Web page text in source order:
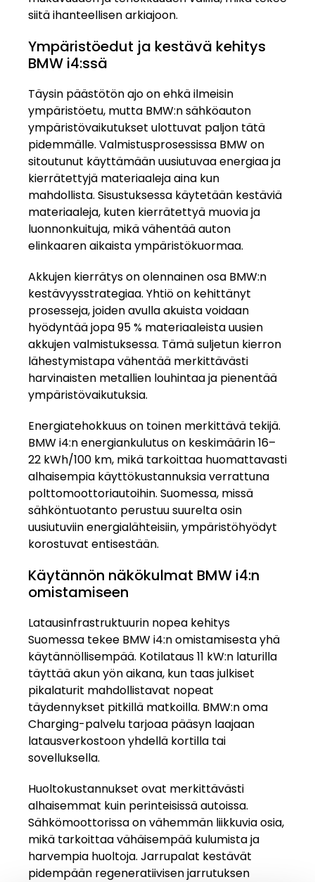
siitä ihanteellisen arkiajoon.
Ympäristöedut ja kestävä kehitys
BMW i4:ssä
Täysin päästötön ajo on ehkä ilmeisin
ympäristöetu, mutta BMW:n sähköauton
ympäristövaikutukset ulottuvat paljon tätä
pidemmälle. Valmistusprosessissa BMW on
sitoutunut käyttämään uusiutuvaa energiaa ja
kierrätettyjä materiaaleja aina kun
mahdollista. Sisustuksessa käytetään kestäviä
materiaaleja, kuten kierrätettyä muovia ja
luonnonkuituja, mikä vähentää auton
elinkaaren aikaista ympäristökuormaa.
Akkujen kierrätys on olennainen osa BMW:n
kestävyysstrategiaa. Yhtiö on kehittänyt
prosesseja, joiden avulla akuista voidaan
hyödyntää jopa 95 % materiaaleista uusien
akkujen valmistuksessa. Tämä suljetun kierron
lähestymistapa vähentää merkittävästi
harvinaisten metallien louhintaa ja pienentää
ympäristövaikutuksia.
Energiatehokkuus on toinen merkittävä tekijä.
BMW i4:n energiankulutus on keskimäärin 16–
22 kWh/100 km, mikä tarkoittaa huomattavasti
alhaisempia käyttökustannuksia verrattuna
polttomoottoriautoihin. Suomessa, missä
sähköntuotanto perustuu suurelta osin
uusiutuviin energialähteisiin, ympäristöhyödyt
korostuvat entisestään.
Käytännön näkökulmat BMW i4:n
omistamiseen
Latausinfrastruktuurin nopea kehitys
Suomessa tekee BMW i4:n omistamisesta yhä
käytännöllisempää. Kotilataus 11 kW:n laturilla
täyttää akun yön aikana, kun taas julkiset
pikalaturit mahdollistavat nopeat
täydennykset pitkillä matkoilla. BMW:n oma
Charging-palvelu tarjoaa pääsyn laajaan
latausverkostoon yhdellä kortilla tai
sovelluksella.
Huoltokustannukset ovat merkittävästi
alhaisemmat kuin perinteisissä autoissa.
Sähkömoottorissa on vähemmän liikkuvia osia,
mikä tarkoittaa vähäisempää kulumista ja
harvempia huoltoja. Jarrupalat kestävät
pidempään regeneratiivisen jarrutuksen